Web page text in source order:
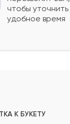
чтобы уточнить
удобное время
К БУКЕТУ